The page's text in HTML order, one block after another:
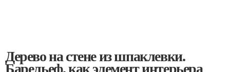
Дерево на стене из шпаклевки.